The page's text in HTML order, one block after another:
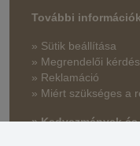
További információk
» Sütik beállítása
» Megrendelői
» Reklamáció
» Miért szükséges a
» Kedvezmények